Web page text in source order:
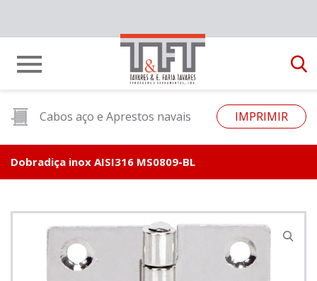
Cabos aço e Aprestos navais IMPRIMIR
Dobradiça inox AISI316 MS0809-BL